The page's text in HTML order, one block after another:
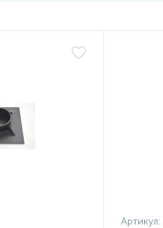
Артикул: